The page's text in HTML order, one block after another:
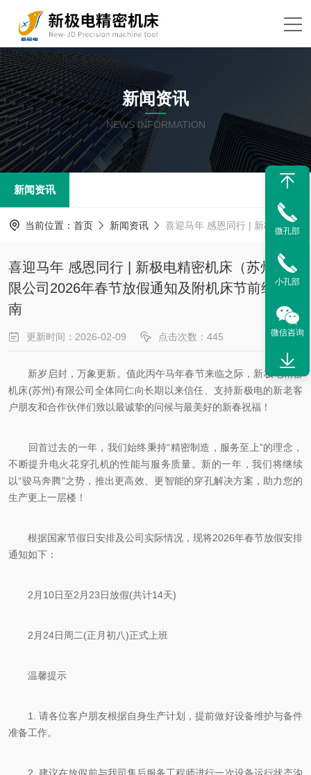
新闻资讯
NEWS INFORMATION
新闻资讯
当前位置： 首页 新闻资讯 喜迎马年 感恩同行 | 新极电精密机床（苏州）有限公司2026年春节放假通知及附机床节前维保指南
喜迎马年 感恩同行 | 新极电精密机床（苏州）有
限公司2026年春节放假通知及附机床节前维保指
南
更新时间：2026-02-09 点击次数：445
新岁启封，万象更新。值此丙午马年春节来临之际，新极电精密
机床(苏州)有限公司全体同仁向长期以来信任、支持新极电的新老客
户朋友和合作伙伴们致以最诚挚的问候与最美好的新春祝福！
回首过去的一年，我们始终秉持“精密制造，服务至上”的理念，
不断提升电火花穿孔机的性能与服务质量。新的一年，我们将继续
以“骏马奔腾”之势，推出更高效、更智能的穿孔解决方案，助力您的
生产更上一层楼！
根据国家节假日安排及公司实际情况，现将2026年春节放假安排
通知如下：
2月10日至2月23日放假(共计14天)
2月24日周二(正月初八)正式上班
温馨提示
1. 请各位客户朋友根据自身生产计划，提前做好设备维护与备件
准备工作。
微孔部
小孔部
微信咨询